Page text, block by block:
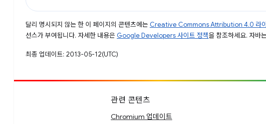
달리 명시되지 않는 한 이 페이지의 콘텐츠에는 Creative Commons Attribution 4.0 라
선스가 부여됩니다. 자세한 내용은 Google Developers 사이트 정책을 참조하세요. 자바
최종 업데이트: 2013-05-12(UTC)
관련 콘텐츠
Chromium 업데이트